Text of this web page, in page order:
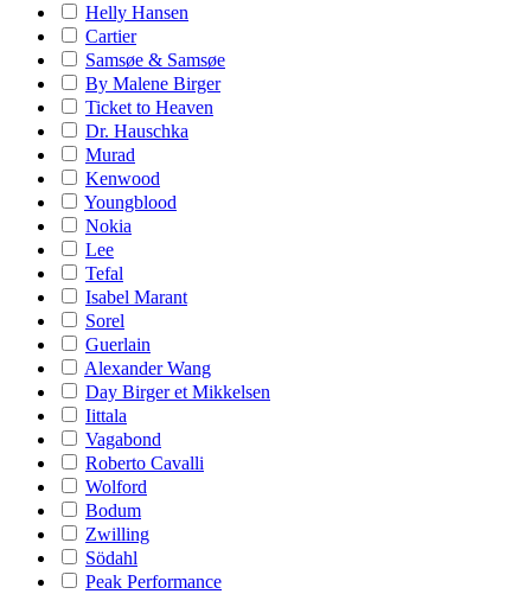
Helly Hansen
Cartier
Samsøe & Samsøe
By Malene Birger
Ticket to Heaven
Dr. Hauschka
Murad
Kenwood
Youngblood
Nokia
Lee
Tefal
Isabel Marant
Sorel
Guerlain
Alexander Wang
Day Birger et Mikkelsen
Iittala
Vagabond
Roberto Cavalli
Wolford
Bodum
Zwilling
Södahl
Peak Performance